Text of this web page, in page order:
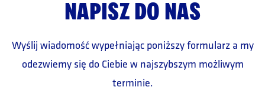
NAPISZ DO NAS
Wyślij wiadomość wypełniając poniższy formularz a my
odezwiemy się do Ciebie w najszybszym możliwym
terminie.